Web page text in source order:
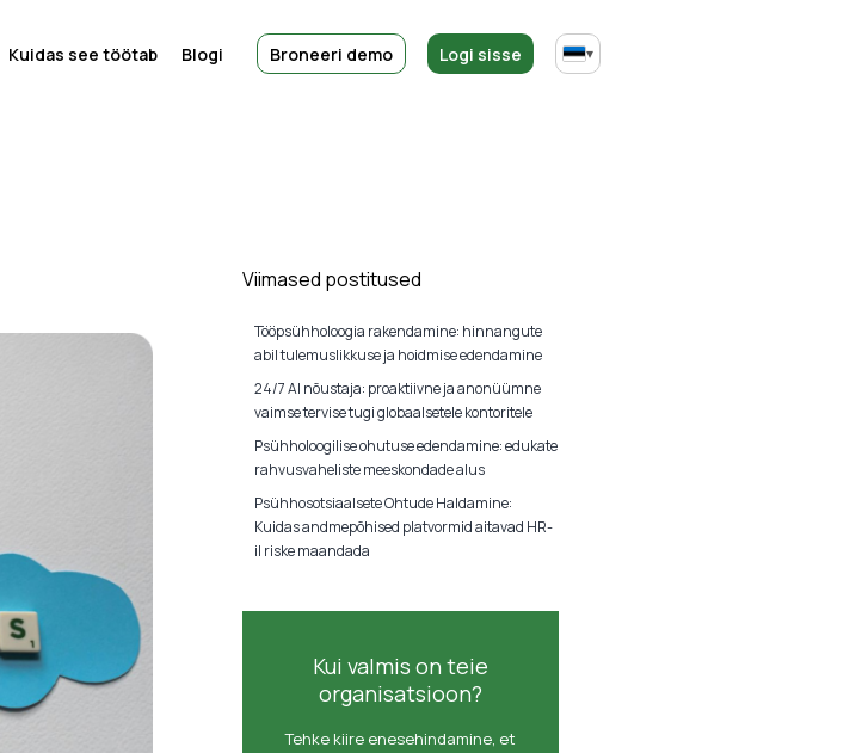
Kuidas see töötab Blogi Broneeri demo Logi sisse ▾
Viimased postitused
Tööpsühholoogia rakendamine: hinnangute
abil tulemuslikkuse ja hoidmise edendamine
24/7 AI nõustaja: proaktiivne ja anonüümne
vaimse tervise tugi globaalsetele kontoritele
Psühholoogilise ohutuse edendamine: edukate
rahvusvaheliste meeskondade alus
Psühhosotsiaalsete Ohtude Haldamine:
Kuidas andmepõhised platvormid aitavad HR-
il riske maandada
Kui valmis on teie
organisatsioon?
Tehke kiire enesehindamine, et